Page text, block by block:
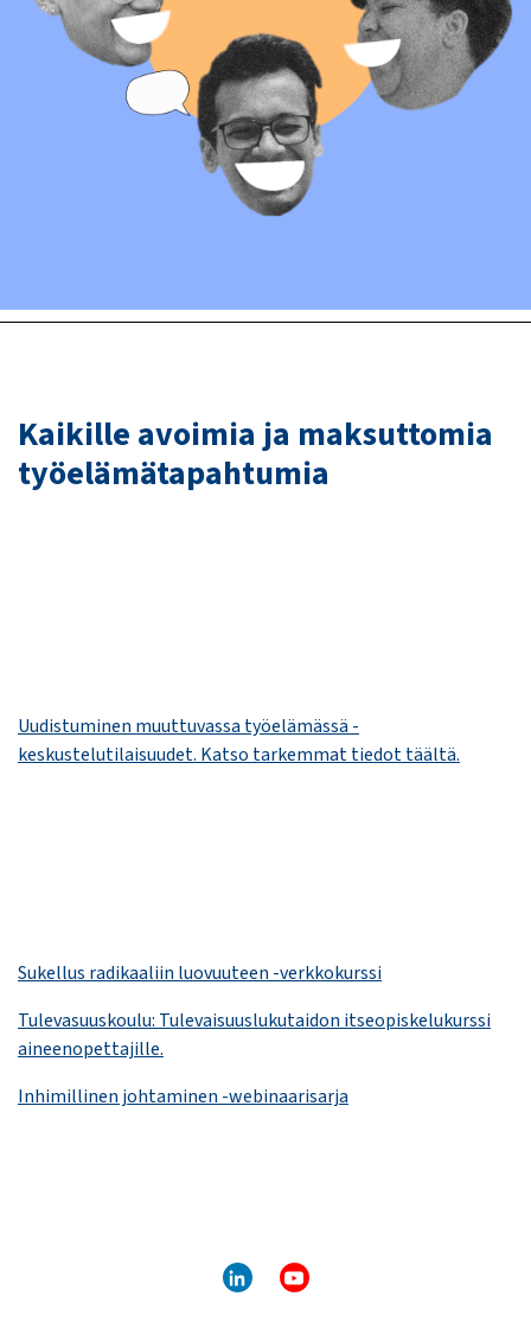
Kaikille avoimia ja maksuttomia
työelämätapahtumia
Uudistuminen muuttuvassa työelämässä -
keskustelutilaisuudet. Katso tarkemmat tiedot täältä.​
Sukellus radikaaliin luovuuteen -verkkokurssi
Tulevasuuskoulu: Tulevaisuus­lukutaidon itseopiskelu­kurssi
aineenopettajille.
Inhimillinen johtaminen -webinaarisarja